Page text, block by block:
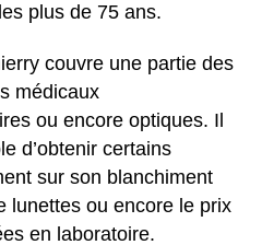
plus de 75 ans.
couvre une partie des
médicaux
ou encore optiques. Il
d’obtenir certains
sur son blanchiment
lunettes ou encore le prix
en laboratoire.